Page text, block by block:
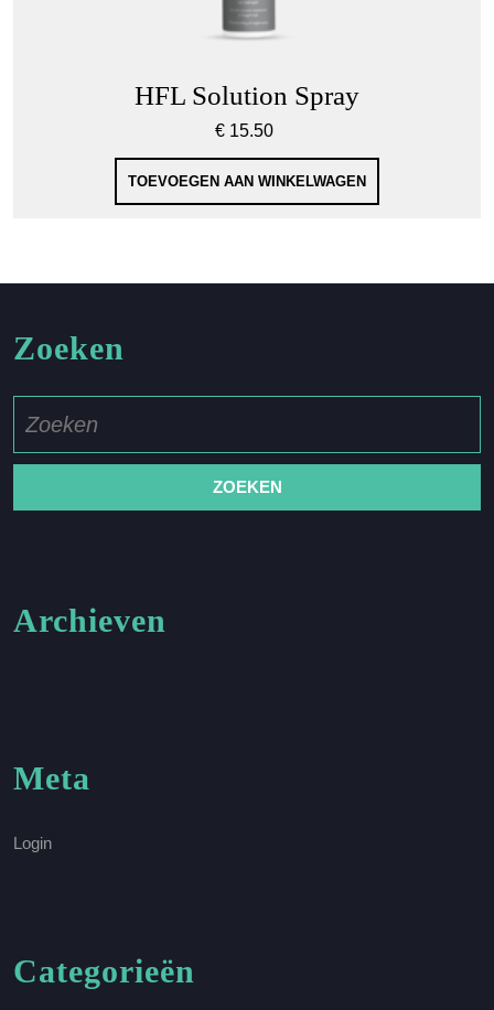
HFL Solution Spray
€ 15.50
TOEVOEGEN AAN WINKELWAGEN
Zoeken
naar:
Archieven
Meta
Login
Categorieën